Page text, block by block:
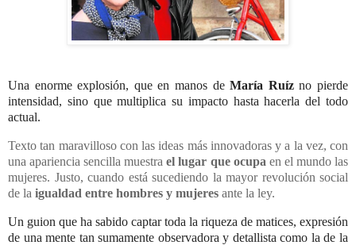
Una enorme explosión, que en manos deMaría Ruízno pierde
intensidad, sino que multiplica su impacto hasta hacerla del todo
actual.
Texto tan maravilloso con las ideas más innovadoras y a la vez, con
una apariencia sencilla muestrael lugar que ocupa en el mundo las
mujeres. Justo, cuando está sucediendo la mayor revolución social
de la igualdad entre hombres y mujeres ante la ley.
Un guion que ha sabido captar toda la riqueza de matices, expresión
de una mente tan sumamente observadora y detallista como la de la